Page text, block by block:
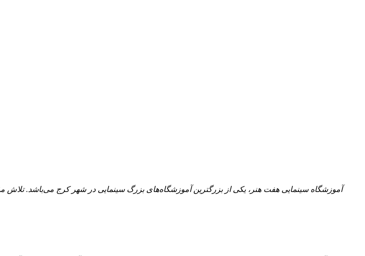
آموزشگاه سینمایی هفت هنر، یکی از بزرگترین آموزشگاه‌های بزرگ سینمایی در شهر کرج می‌باشد.